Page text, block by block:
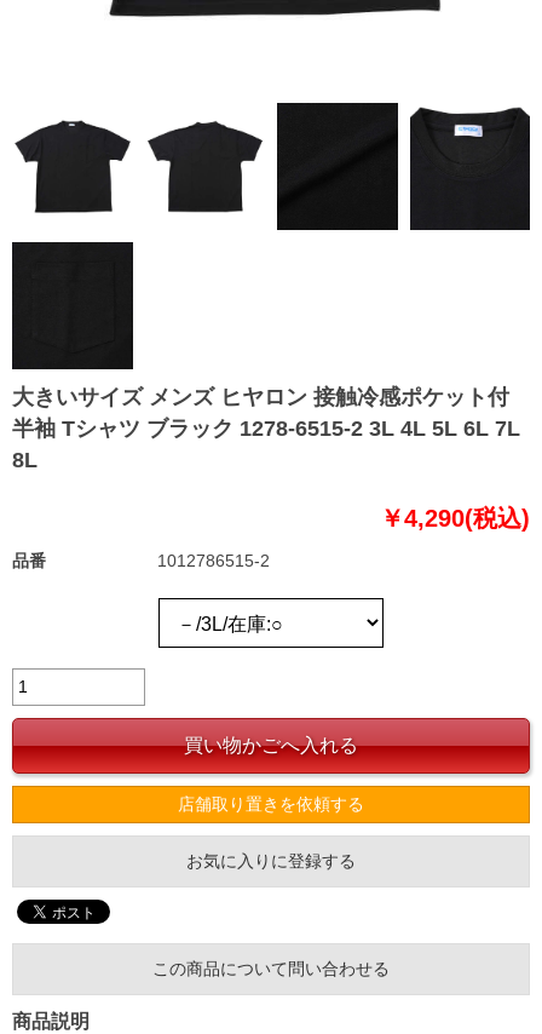
大きいサイズ メンズ ヒヤロン 接触冷感ポケット付
半袖 Tシャツ ブラック 1278-6515-2 3L 4L 5L 6L 7L
8L
￥4,290(税込)
品番 1012786515-2
店舗取り置きを依頼する
お気に入りに登録する
この商品について問い合わせる
商品説明